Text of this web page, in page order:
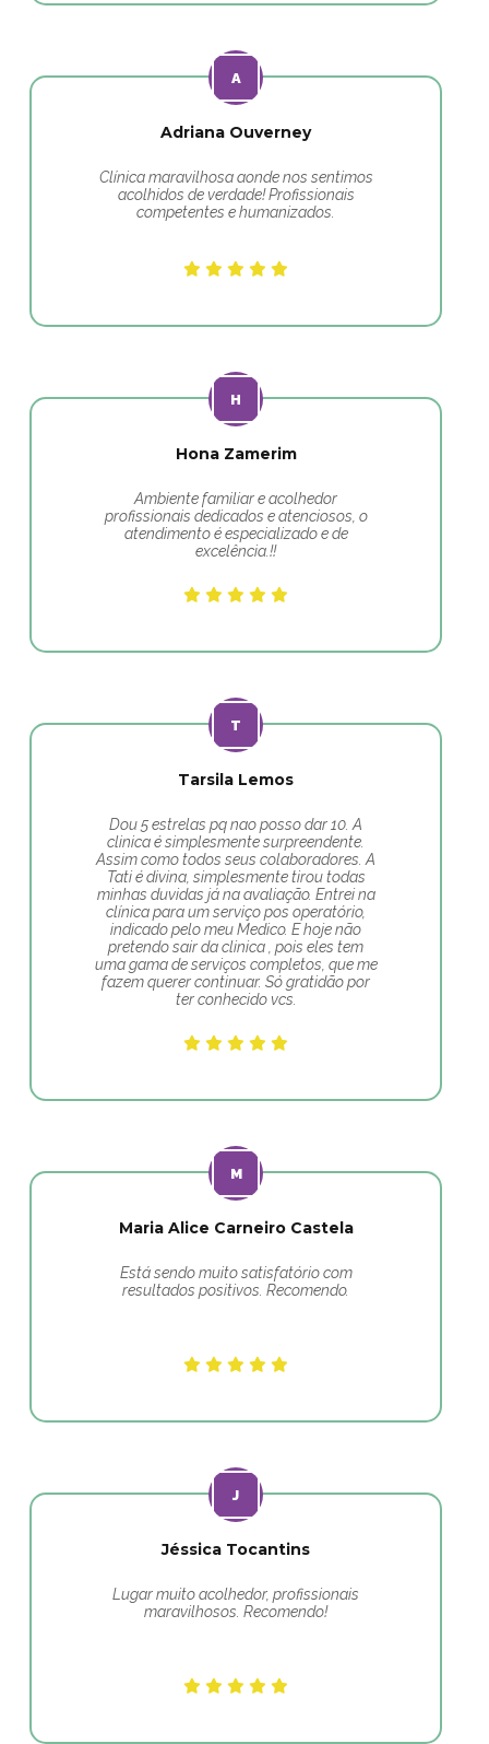
Adriana Ouverney
Clínica maravilhosa aonde nos sentimos
acolhidos de verdade! Profissionais
competentes e humanizados.
Hona Zamerim
Ambiente familiar e acolhedor
profissionais dedicados e atenciosos, o
atendimento é especializado e de
excelência.!!
Tarsila Lemos
Dou 5 estrelas pq nao posso dar 10. A
clinica é simplesmente surpreendente.
Assim como todos seus colaboradores. A
Tati é divina, simplesmente tirou todas
minhas duvidas já na avaliação. Entrei na
clínica para um serviço pos operatório,
indicado pelo meu Medico. E hoje não
pretendo sair da clinica , pois eles tem
uma gama de serviços completos, que me
fazem querer continuar. Só gratidão por
ter conhecido vcs.
Maria Alice Carneiro Castela
Está sendo muito satisfatório com
resultados positivos. Recomendo.
Jéssica Tocantins
Lugar muito acolhedor, profissionais
maravilhosos. Recomendo!